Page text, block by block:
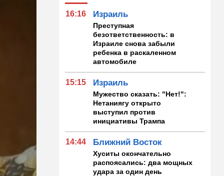
16:16 Израиль
Преступная
безответственность: в
Израиле снова забыли
ребенка в раскаленном
автомобиле
15:15 Израиль
Мужество сказать: "Нет!":
Нетаниягу открыто
выступил против
инициативы Трампа
14:44 Ближний Восток
Хуситы окончательно
распоясались: два мощных
удара за один день